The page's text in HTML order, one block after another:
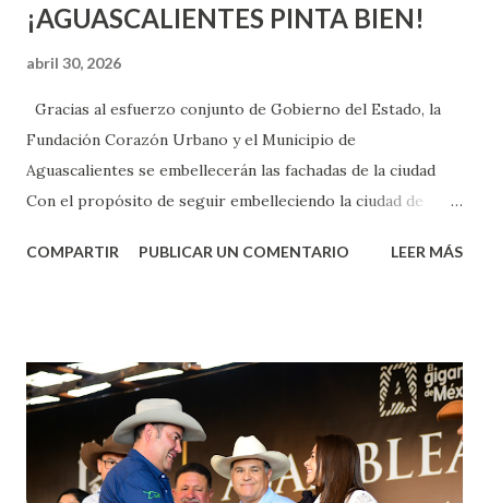
¡AGUASCALIENTES PINTA BIEN!
abril 30, 2026
Gracias al esfuerzo conjunto de Gobierno del Estado, la
Fundación Corazón Urbano y el Municipio de
Aguascalientes se embellecerán las fachadas de la ciudad
Con el propósito de seguir embelleciendo la ciudad de
municipal, Leo Montañez dio inicio al programa
Corazón Urbano y el Municipio capital. Leo Montañez
informó que en este programa se usarán cerca de 90 mil
metros cuadrados de pintura, para dar inicio en la calle
Nieto, entre Jesús F. Elizondo y la calle 22 de Octubre, con
COMPARTIR PUBLICAR UN COMENTARIO LEER MÁS